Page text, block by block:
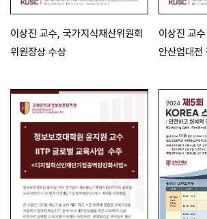
이상진 교수, 국가지식재산위원회
위원장상 수상
이상진 교
안산업대전